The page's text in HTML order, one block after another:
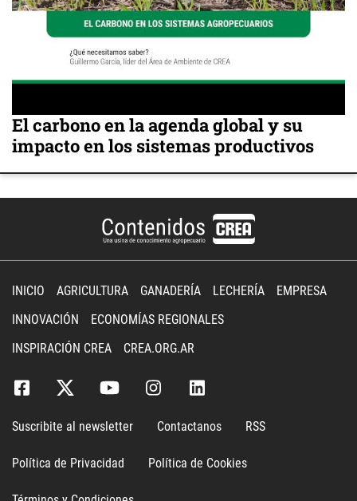
El carbono en la agenda global y su
impacto en los sistemas productivos
INICIO AGRICULTURA GANADERÍA LECHERÍA
EMPRESA
INNOVACIÓN
ECONOMÍAS REGIONALES
INSPIRACIÓN CREA
CREA.ORG.AR
Suscribite al newsletter Contactanos RSS
Política de Privacidad Política de Cookies